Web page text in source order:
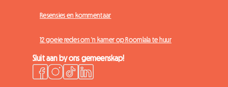
Resensies en kommentaar
12 goeie redes om 'n kamer op Roomlala te huur
Sluit aan by ons gemeenskap!